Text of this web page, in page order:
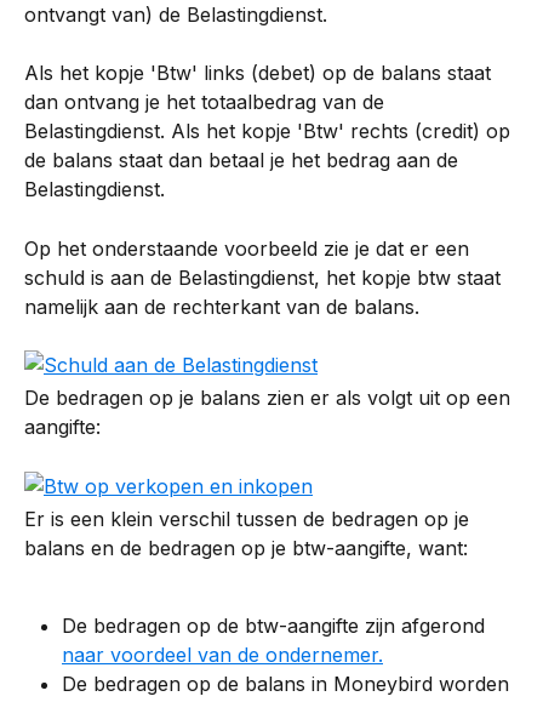
ontvangt van) de Belastingdienst.
Als het kopje 'Btw' links (debet) op de balans staat
dan ontvang je het totaalbedrag van de
Belastingdienst. Als het kopje 'Btw' rechts (credit) op
de balans staat dan betaal je het bedrag aan de
Belastingdienst.
Op het onderstaande voorbeeld zie je dat er een
schuld is aan de Belastingdienst, het kopje btw staat
namelijk aan de rechterkant van de balans.
De bedragen op je balans zien er als volgt uit op een
aangifte:
Er is een klein verschil tussen de bedragen op je
balans en de bedragen op je btw-aangifte, want:
De bedragen op de btw-aangifte zijn afgerond
naar voordeel van de ondernemer.
De bedragen op de balans in Moneybird worden